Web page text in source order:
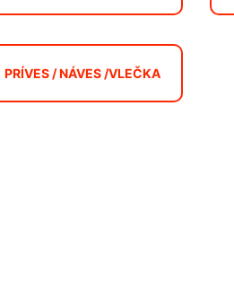
PRÍVES / NÁVES /VLEČKA